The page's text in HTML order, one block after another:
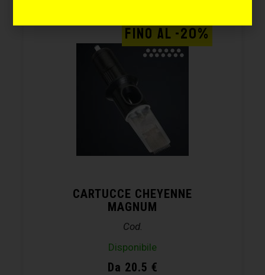
CARTUCCE CHEYENNE
MAGNUM
Cod.
Disponibile
Da 20.5 €
FINO AL -20%